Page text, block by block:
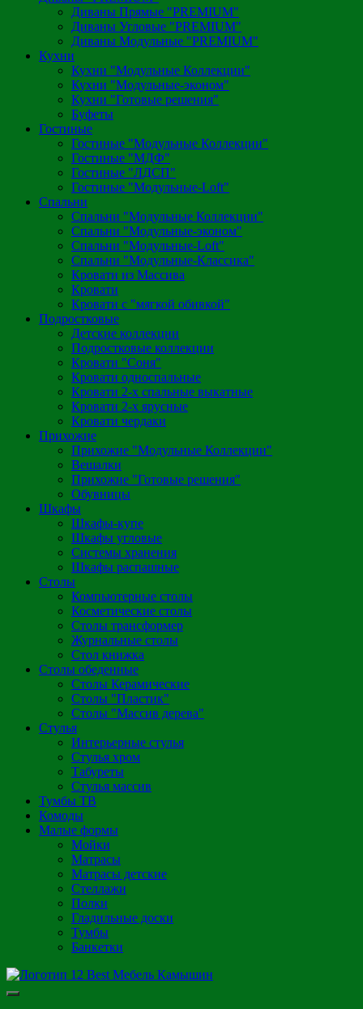
Диваны Прямые "PREMIUM"
Диваны Угловые "PREMIUM"
Диваны Модульные "PREMIUM"
Кухни
Кухни "Модульные Коллекции"
Кухни "Модульные-эконом"
Кухни "Готовые решения"
Буфеты
Гостиные
Гостиные "Модульные Коллекции"
Гостиные "МДФ"
Гостиные "ЛДСП"
Гостиные "Модульные-Loft"
Спальни
Спальни "Модульные Коллекции"
Спальни "Модульные-эконом"
Спальни "Модульные-Loft"
Спальни "Модульные-Классика"
Кровати из Массива
Кровати
Кровати с "мягкой обивкой"
Подростковые
Детские коллекции
Подростковые коллекции
Кровати "Соня"
Кровати односпальные
Кровати 2-х спальные выкатные
Кровати 2-х ярусные
Кровати чердаки
Прихожие
Прихожие "Модульные Коллекции"
Вешалки
Прихожие "Готовые решения"
Обувницы
Шкафы
Шкафы-купе
Шкафы угловые
Системы хранения
Шкафы распашные
Столы
Компьютерные столы
Косметические столы
Столы трансформер
Журнальные столы
Стол книжка
Столы обеденные
Столы Керамические
Столы "Пластик"
Столы "Массив дерева"
Стулья
Интерьерные стулья
Стулья хром
Табуреты
Стулья массив
Тумбы ТВ
Комоды
Малые формы
Мойки
Матрасы
Матрасы детские
Стеллажи
Полки
Гладильные доски
Тумбы
Банкетки